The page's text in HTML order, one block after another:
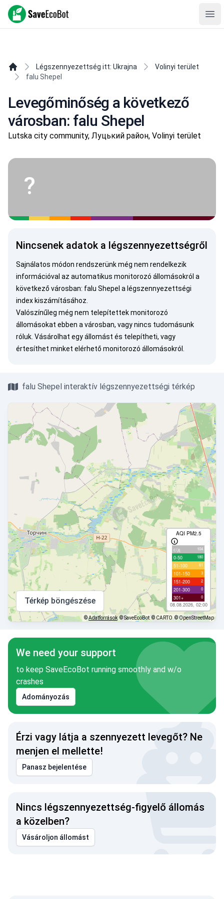
SaveEcoBot
Légszennyezettség itt: Ukrajna
Volinyi terület
falu Shepel
Levegőminőség a következő
városban: falu Shepel
Lutska city community, Луцький район, Volinyi terület
?
Nincsenek adatok a légszennyezettségről
Sajnálatos módon rendszerünk még nem rendelkezik
információval az automatikus monitorozó állomásokról a
következő városban: falu Shepel a légszennyezettségi
index kiszámításához.
Valószínűleg még nem telepítettek monitorozó
állomásokat ebben a városban, vagy nincs tudomásunk
róluk. Vásárolhat egy állomást és telepítheti, vagy
értesíthet minket elérhető monitorozó állomásokról.
falu Shepel interaktív légszennyezettségi térkép
AQI PM2.5
с/д 104
0-50 180
51-100 61
101-150 3
151-200 2
201-300 0
301+ 0
08.08.2026, 02:00
Térkép böngészése
©Adatforrások © SaveEcoBot © CARTO © OpenStreetMap
We need your support
to keep SaveEcoBot running smoothly and w/o
crashes
Adományozás
Érzi vagy látja a szennyezett levegőt? Ne
menjen el mellette!
Panasz bejelentése
Nincs légszennyezettség-figyelő állomás
a közelben?
Vásároljon állomást